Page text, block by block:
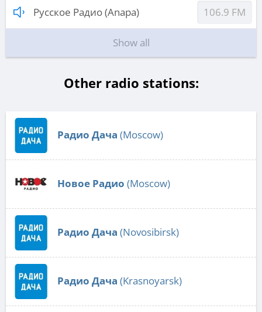
Русское Радио (Anapa) 106.9 FM
Show all
Other radio stations:
Радио Дача (Moscow)
Новое Радио (Moscow)
Радио Дача (Novosibirsk)
Радио Дача (Krasnoyarsk)